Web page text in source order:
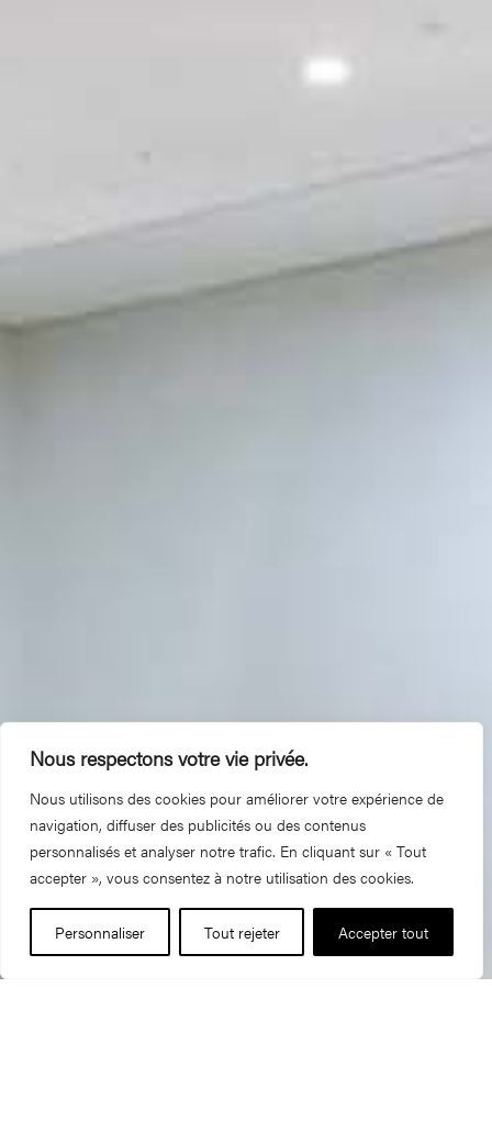
Nous respectons votre vie privée.
Nous utilisons des cookies pour améliorer votre expérience de
navigation, diffuser des publicités ou des contenus
personnalisés et analyser notre trafic. En cliquant sur « Tout
accepter », vous consentez à notre utilisation des cookies.
Personnaliser Tout rejeter Accepter tout